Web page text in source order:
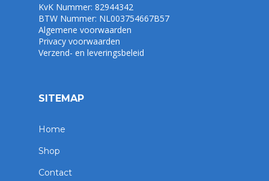
KvK Nummer: 82944342
BTW Nummer: NL003754667B57
Algemene voorwaarden
Privacy voorwaarden
Verzend- en leveringsbeleid
SITEMAP
Home
Shop
Contact